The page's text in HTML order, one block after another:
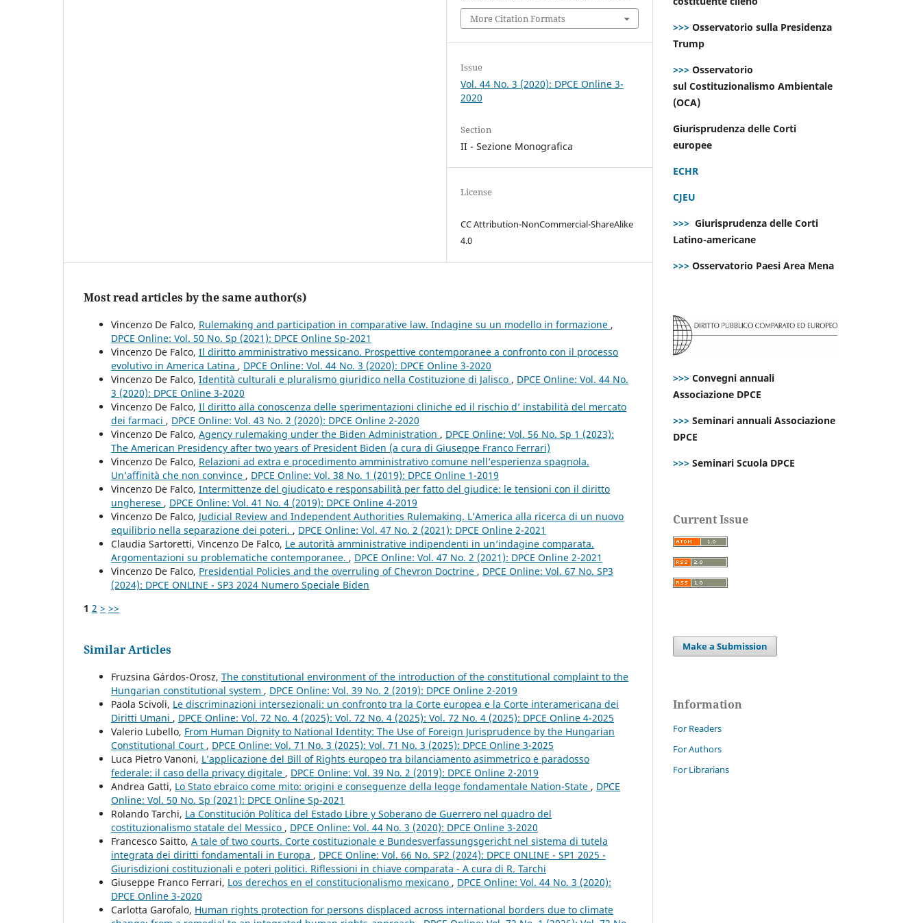
More Citation Formats
Issue
Vol. 44 No. 3 (2020): DPCE Online 3-
2020
Section
II - Sezione Monografica
License
CC Attribution-NonCommercial-ShareAlike
4.0
Most read articles by the same author(s)
Vincenzo De Falco, Rulemaking and participation in comparative law. Indagine su un modello in formazione ,
DPCE Online: Vol. 50 No. Sp (2021): DPCE Online Sp-2021
Vincenzo De Falco, Il diritto amministrativo messicano. Prospettive contemporanee a confronto con il processo
evolutivo in America Latina , DPCE Online: Vol. 44 No. 3 (2020): DPCE Online 3-2020
Vincenzo De Falco, Identità culturali e pluralismo giuridico nella Costituzione di Jalisco , DPCE Online: Vol. 44 No.
3 (2020): DPCE Online 3-2020
Vincenzo De Falco, Il diritto alla conoscenza delle sperimentazioni cliniche ed il rischio d’ instabilità del mercato
dei farmaci , DPCE Online: Vol. 43 No. 2 (2020): DPCE Online 2-2020
Vincenzo De Falco, Agency rulemaking under the Biden Administration , DPCE Online: Vol. 56 No. Sp 1 (2023):
The American Presidency after two years of President Biden (a cura di Giuseppe Franco Ferrari)
Vincenzo De Falco, Relazioni ad extra e procedimento amministrativo comune nell’esperienza spagnola.
Un’affinità che non convince , DPCE Online: Vol. 38 No. 1 (2019): DPCE Online 1-2019
Vincenzo De Falco, Intermittenze del giudicato e responsabilità per fatto del giudice: le tensioni con il diritto
ungherese , DPCE Online: Vol. 41 No. 4 (2019): DPCE Online 4-2019
Vincenzo De Falco, Judicial Review and Independent Authorities Rulemaking. L’America alla ricerca di un nuovo
equilibrio nella separazione dei poteri. , DPCE Online: Vol. 47 No. 2 (2021): DPCE Online 2-2021
Claudia Sartoretti, Vincenzo De Falco, Le autorità amministrative indipendenti in un’indagine comparata.
Argomentazioni su problematiche contemporanee. , DPCE Online: Vol. 47 No. 2 (2021): DPCE Online 2-2021
Vincenzo De Falco, Presidential Policies and the overruling of Chevron Doctrine , DPCE Online: Vol. 67 No. SP3
(2024): DPCE ONLINE - SP3 2024 Numero Speciale Biden
1 2 > >>
Similar Articles
Fruzsina Gárdos-Orosz, The constitutional environment of the introduction of the constitutional complaint to the
Hungarian constitutional system , DPCE Online: Vol. 39 No. 2 (2019): DPCE Online 2-2019
Paola Scivoli, Le discriminazioni intersezionali: un confronto tra la Corte europea e la Corte interamericana dei
Diritti Umani , DPCE Online: Vol. 72 No. 4 (2025): Vol. 72 No. 4 (2025): Vol. 72 No. 4 (2025): DPCE Online 4-2025
Valerio Lubello, From Human Dignity to National Identity: The Use of Foreign Jurisprudence by the Hungarian
Constitutional Court , DPCE Online: Vol. 71 No. 3 (2025): Vol. 71 No. 3 (2025): DPCE Online 3-2025
Luca Pietro Vanoni, L’applicazione del Bill of Rights europeo tra bilanciamento asimmetrico e paradosso
federale: il caso della privacy digitale , DPCE Online: Vol. 39 No. 2 (2019): DPCE Online 2-2019
Andrea Gatti, Lo Stato ebraico come mito: origini e conseguenze della legge fondamentale Nation-State , DPCE
Online: Vol. 50 No. Sp (2021): DPCE Online Sp-2021
Rolando Tarchi, La Constitución Política del Estado Libre y Soberano de Guerrero nel quadro del
costituzionalismo statale del Messico , DPCE Online: Vol. 44 No. 3 (2020): DPCE Online 3-2020
Francesco Saitto, A tale of two courts. Corte costituzionale e Bundesverfassungsgericht nel sistema di tutela
integrata dei diritti fondamentali in Europa , DPCE Online: Vol. 66 No. SP2 (2024): DPCE ONLINE - SP1 2025 -
Giurisdizioni costituzionali e poteri politici. Riflessioni in chiave comparata - A cura di R. Tarchi
Giuseppe Franco Ferrari, Los derechos en el constitucionalismo mexicano , DPCE Online: Vol. 44 No. 3 (2020):
DPCE Online 3-2020
Carlotta Garofalo, Human rights protection for persons displaced across international borders due to climate
>>> Osservatorio sulla Presidenza
Trump
>>> Osservatorio
sul Costituzionalismo Ambientale
(OCA)
Giurisprudenza delle Corti
europee
ECHR
CJEU
>>> Giurisprudenza delle Corti
Latino-americane
>>> Osservatorio Paesi Area Mena
>>> Convegni annuali
Associazione DPCE
>>> Seminari annuali Associazione
DPCE
>>> Seminari Scuola DPCE
Current Issue
Make a Submission
Information
For Readers
For Authors
For Librarians